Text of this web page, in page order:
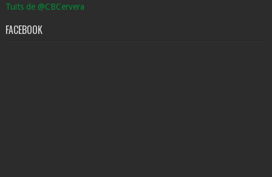
Tuits de @CBCervera
FACEBOOK